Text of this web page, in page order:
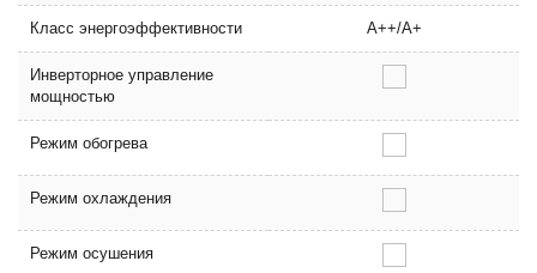
Класс энергоэффективности A++/A+
Инверторное управление
мощностью
Режим обогрева
Режим охлаждения
Режим осушения